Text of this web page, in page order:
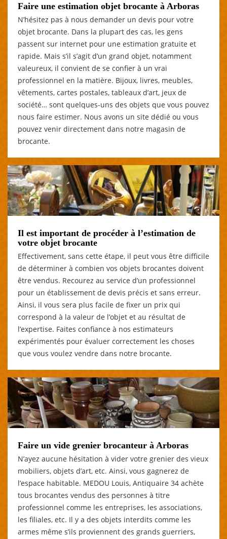
Faire une estimation objet brocante à Arboras
N’hésitez pas à nous demander un devis pour votre
objet brocante. Dans la plupart des cas, les gens
passent sur internet pour une estimation gratuite et
rapide. Mais s’il s’agit d’un grand objet, notamment
valeureux, il convient de se confier à un vrai
professionnel en la matière. Bijoux, livres, meubles,
vêtements, cartes postales, tableaux d’art, jeux de
société… sont quelques-uns des objets que vous pouvez
nous faire estimer. Nous avons un site dédié ou vous
pouvez venir directement dans notre magasin de
brocante.
Il est important de procéder à l’estimation de
votre objet brocante
Effectivement, sans cette étape, il peut vous être difficile
de déterminer à combien vos objets brocantes doivent
être vendus. Recourez au service d’un professionnel
pour un établissement de devis précis et sans erreur.
Ainsi, il vous sera plus facile de fixer un prix qui
correspond à la valeur de l’objet et au résultat de
l’expertise. Faites confiance à nos estimateurs
expérimentés pour évaluer correctement les choses
que vous voulez vendre dans notre brocante.
Faire un vide grenier brocanteur à Arboras
N’ayez aucune hésitation à vider votre grenier des vieux
mobiliers, objets d’art, etc. Ainsi, vous gagnerez de
l’espace habitable. MEDOU Louis, Antiquaire 34 achète
tous brocantes vendus des personnes à titre
professionnel comme les entreprises, les associations,
les filiales, etc. Il y a des objets interdits comme les
armes même s’ils proviennent des grands guerriers,